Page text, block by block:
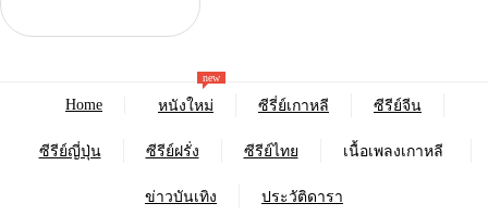
Home หนังใหม่
new
ซีรี่ย์เกาหลี ซีรีย์จีน
ซีรีย์ญี่ปุ่น ซีรีย์ฝรั่ง ซีรีย์ไทย เนื้อเพลงเกาหลี
ข่าวบันเทิง ประวัติดารา